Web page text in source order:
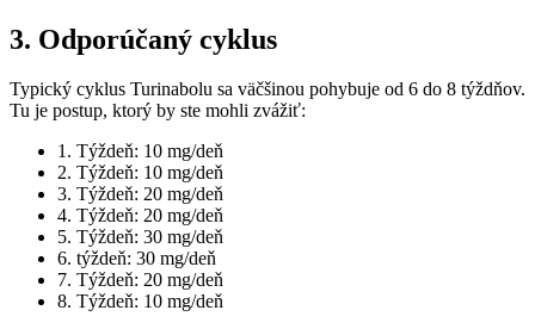
3. Odporúčaný cyklus
Typický cyklus Turinabolu sa väčšinou pohybuje od 6 do 8 týždňov.
Tu je postup, ktorý by ste mohli zvážiť:
1. Týždeň: 10 mg/deň
2. Týždeň: 10 mg/deň
3. Týždeň: 20 mg/deň
4. Týždeň: 20 mg/deň
5. Týždeň: 30 mg/deň
6. týždeň: 30 mg/deň
7. Týždeň: 20 mg/deň
8. Týždeň: 10 mg/deň